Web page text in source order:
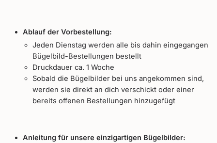
Ablauf der Vorbestellung:
Jeden Dienstag werden alle bis dahin eingegangen
Bügelbild-Bestellungen bestellt
Druckdauer ca. 1 Woche
Sobald die Bügelbilder bei uns angekommen sind,
werden sie direkt an dich verschickt oder einer
bereits offenen Bestellungen hinzugefügt
Anleitung für unsere einzigartigen Bügelbilder: